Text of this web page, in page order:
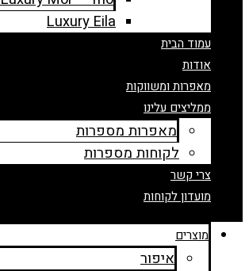
Luxury Eila
עמוד הבית
אודות
מאפרות ומשווקות
ממליצים עלינו
מאפרות מספרות
לקוחות מספרות
צרי קשר
מועדון לקוחות
מוצרים
איפור